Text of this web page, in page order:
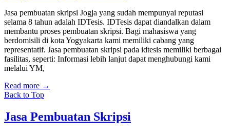
Jasa pembuatan skripsi Jogja yang sudah mempunyai reputasi
selama 8 tahun adalah IDTesis. IDTesis dapat diandalkan dalam
membantu proses pembuatan skripsi. Bagi mahasiswa yang
berdomisili di kota Yogyakarta kami memiliki cabang yang
representatif. Jasa pembuatan skripsi pada idtesis memiliki berbagai
fasilitas, seperti: Informasi lebih lanjut dapat menghubungi kami
melalui YM,
Read more →
Back to Top
Jasa Pembuatan Skripsi